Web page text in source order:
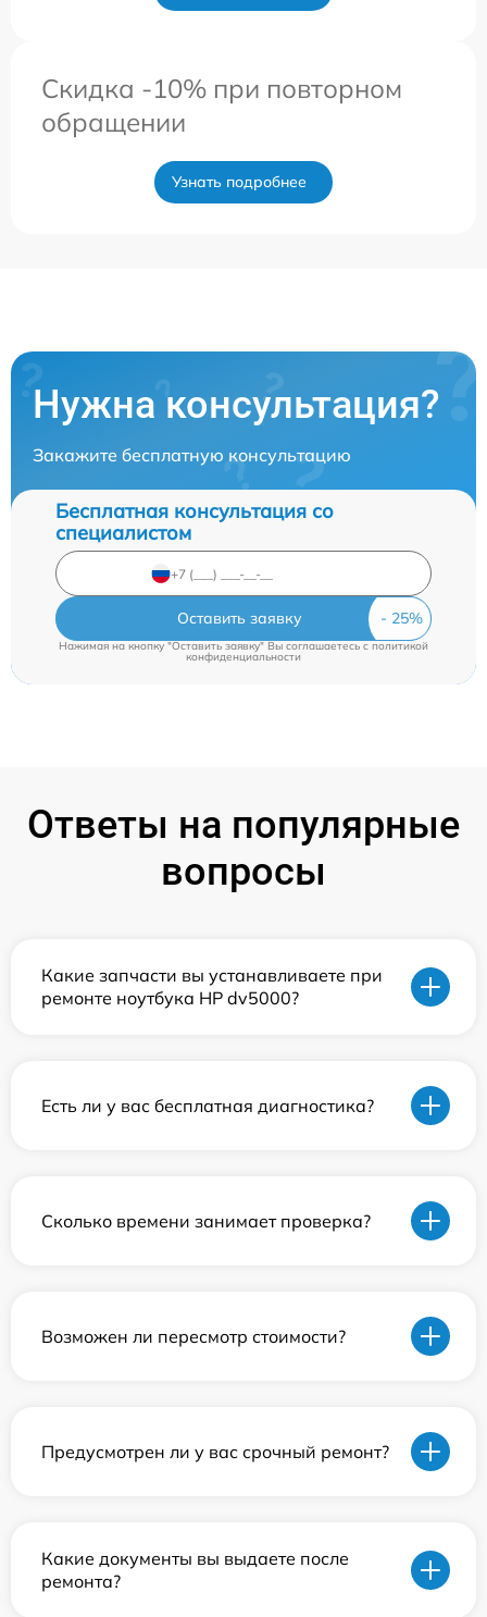
Скидка -10% при повторном
обращении
Узнать подробнее
Нужна консультация?
Закажите бесплатную консультацию
Бесплатная консультация со
специалистом
Оставить заявку
Нажимая на кнопку "Оставить заявку" Вы соглашаетесь c политикой
конфиденциальности
Ответы на популярные
вопросы
Какие запчасти вы устанавливаете при
ремонте ноутбука HP dv5000?
Есть ли у вас бесплатная диагностика?
Сколько времени занимает проверка?
Возможен ли пересмотр стоимости?
Предусмотрен ли у вас срочный ремонт?
Какие документы вы выдаете после
ремонта?